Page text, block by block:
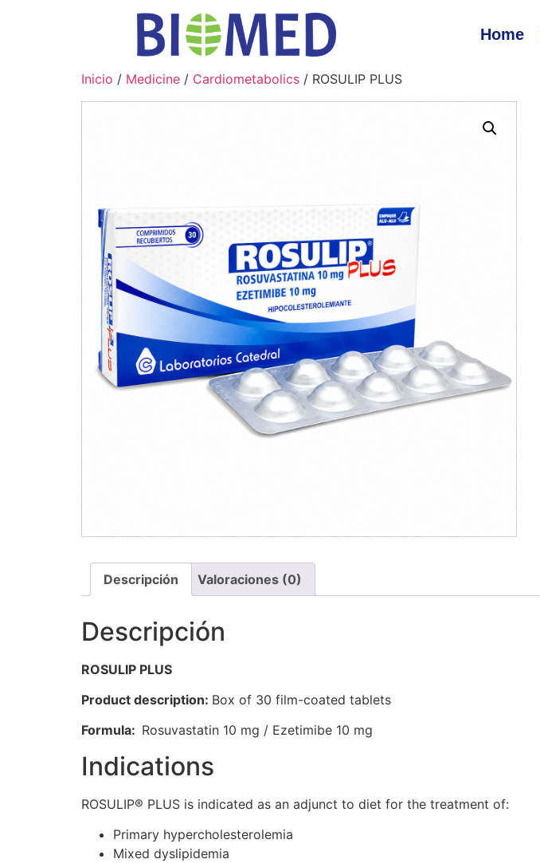
Home
Inicio / Medicine / Cardiometabolics / ROSULIP PLUS
Descripción Valoraciones (0)
Descripción
ROSULIP PLUS
Product description: Box of 30 film-coated tablets
Formula: Rosuvastatin 10 mg / Ezetimibe 10 mg
Indications
ROSULIP® PLUS is indicated as an adjunct to diet for the treatment of:
Primary hypercholesterolemia
Mixed dyslipidemia